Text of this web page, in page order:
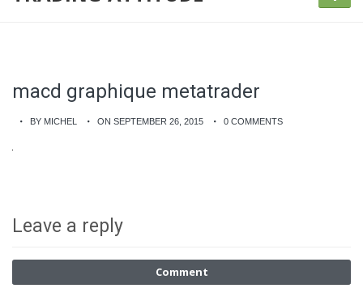
macd graphique metatrader
BY MICHEL ON SEPTEMBER 26, 2015 0 COMMENTS
Leave a reply
Comment